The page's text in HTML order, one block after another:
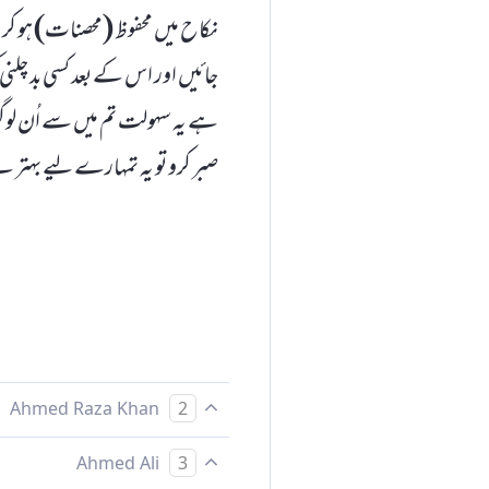
نکاح میں محفوظ (محصنات) ہو
جائیں اور اس کے بعد کسی بد
ہے یہ سہولت تم میں سے اُن
صبر کرو تو یہ تمہارے لیے بہتر
2
اور تم میں بے مقدوری کے
3